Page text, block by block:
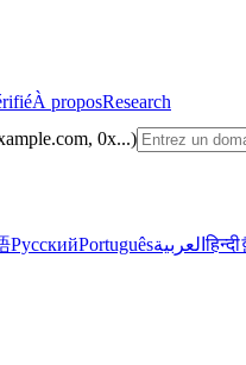
À proposResearch
0x...)
РусскийPortuguêsالعربيةहिन्दी